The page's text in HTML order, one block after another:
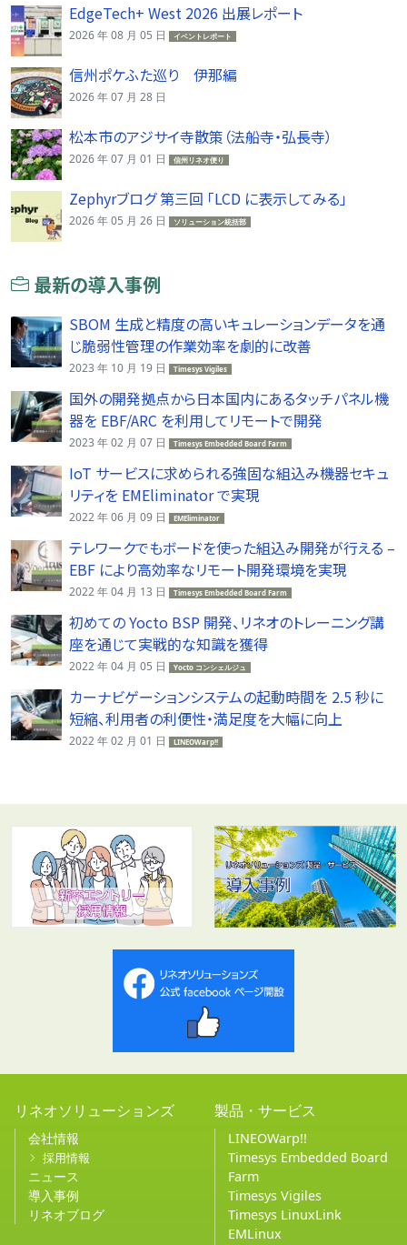
EdgeTech+ West 2026 出展レポート
2026 年 08 月 05 日 イベントレポート
信州ポケふた巡り 伊那編
2026 年 07 月 28 日
松本市のアジサイ寺散策（法船寺・弘長寺）
2026 年 07 月 01 日 信州リネオ便り
Zephyrブログ 第三回 「LCD に表示してみる」
2026 年 05 月 26 日 ソリューション統括部
最新の導入事例
SBOM 生成と精度の高いキュレーションデータを通
じ脆弱性管理の作業効率を劇的に改善
2023 年 10 月 19 日 Timesys Vigiles
国外の開発拠点から日本国内にあるタッチパネル機
器を EBF/ARC を利用してリモートで開発
2023 年 02 月 07 日 Timesys Embedded Board Farm
IoT サービスに求められる強固な組込み機器セキュ
リティを EMEliminator で実現
2022 年 06 月 09 日 EMEliminator
テレワークでもボードを使った組込み開発が行える –
EBF により高効率なリモート開発環境を実現
2022 年 04 月 13 日 Timesys Embedded Board Farm
初めての Yocto BSP 開発、リネオのトレーニング講
座を通じて実戦的な知識を獲得
2022 年 04 月 05 日 Yocto コンシェルジュ
カーナビゲーションシステムの起動時間を 2.5 秒に
短縮、利用者の利便性・満足度を大幅に向上
2022 年 02 月 01 日 LINEOWarp!!
リネオソリューションズ
会社情報
採用情報
ニュース
導入事例
リネオブログ
製品・サービス
LINEOWarp!!
Timesys Embedded Board
Farm
Timesys Vigiles
Timesys LinuxLink
EMLinux